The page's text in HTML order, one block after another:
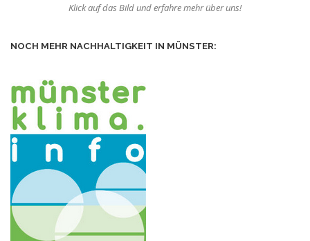
Klick auf das Bild und erfahre mehr über uns!
NOCH MEHR NACHHALTIGKEIT IN MÜNSTER: